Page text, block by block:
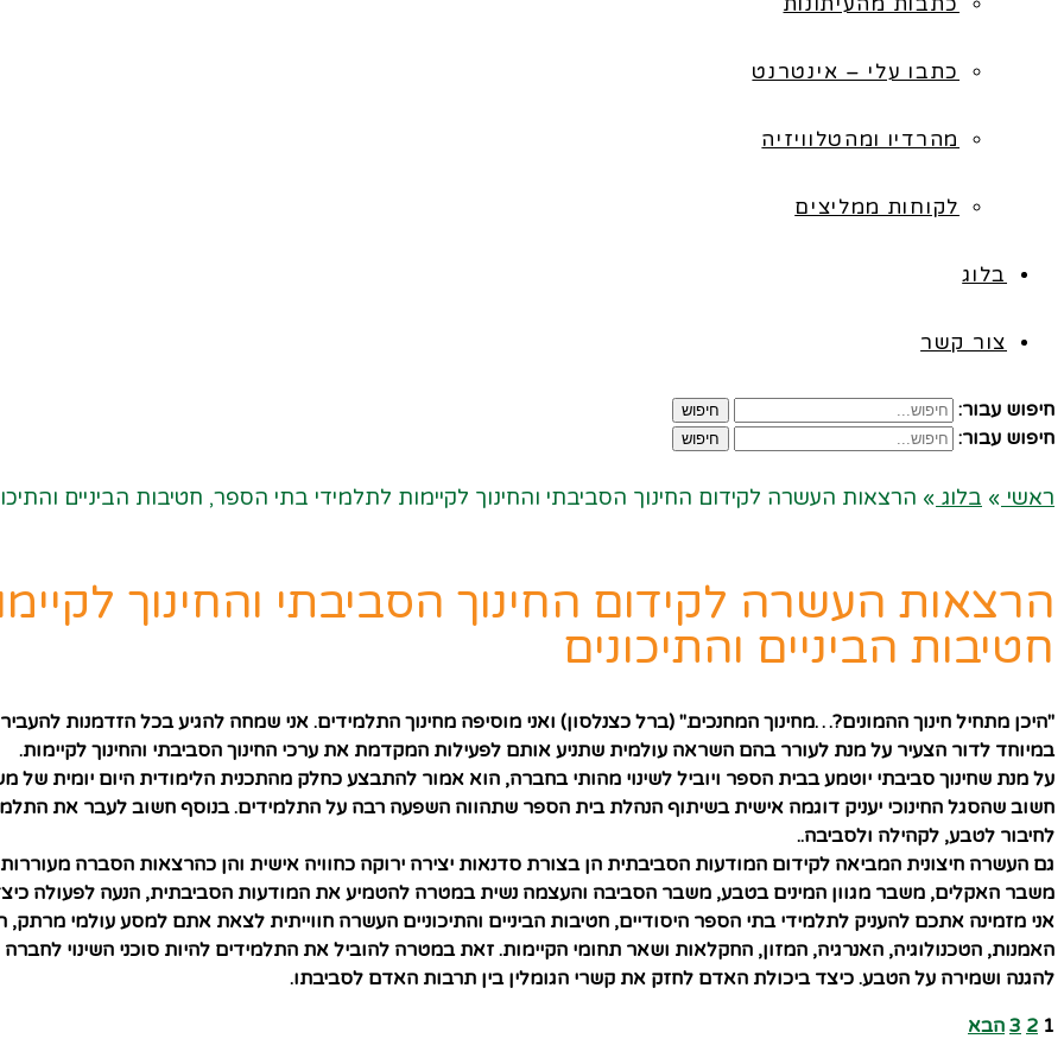
כתבו עלי – אינטרנט
מהרדיו ומהטלוויזיה
לקוחות ממליצים
בלוג
צור קשר
חיפוש עבור: חיפוש
חיפוש עבור: חיפוש
ראשי » בלוג » הרצאות העשרה לקידום החינוך הסביבתי והחינוך לקיימות לתלמידי בתי הספר, חטיבות הביניים
הרצאות העשרה לקידום החינוך הסביבתי והחינוך
חטיבות הביניים והתיכונים
"היכן מתחיל חינוך ההמונים?…מחינוך המחנכים." (ברל כצנלסון) ואני מוסיפה מחינוך התלמידים. אני שמחה להגיע בכל הזדמנות
במיוחד לדור הצעיר על מנת לעורר בהם השראה עולמית שתניע אותם לפעילות המקדמת את ערכי החינוך הסביבתי והחינוך לקיימות.
על מנת שחינוך סביבתי יוטמע בבית הספר ויוביל לשינוי מהותי בחברה, הוא אמור להתבצע כחלק מהתכנית הלימודית היום יומית
חשוב שהסגל החינוכי יעניק דוגמה אישית בשיתוף הנהלת בית הספר שתהווה השפעה רבה על התלמידים. בנוסף חשוב לעבר את
לחיבור לטבע, לקהילה ולסביבה..
גם העשרה חיצונית המביאה לקידום המודעות הסביבתית הן בצורת סדנאות יצירה ירוקה כחוויה אישית והן כהרצאות הסברה
משבר האקלים, משבר מגוון המינים בטבע, משבר הסביבה והעצמה נשית במטרה להטמיע את המודעות הסביבתית, הנעה לפעולה
אני מזמינה אתכם להעניק לתלמידי בתי הספר היסודיים, חטיבות הביניים והתיכוניים העשרה חווייתית לצאת אתם למסע עולמי
האמנות, הטכנולוגיה, האנרגיה, המזון, החקלאות ושאר תחומי הקיימות. זאת במטרה להוביל את התלמידים להיות סוכני השינוי
להגנה ושמירה על הטבע. כיצד ביכולת האדם לחזק את קשרי הגומלין בין תרבות האדם לסביבתו.
1
2
3 הבא